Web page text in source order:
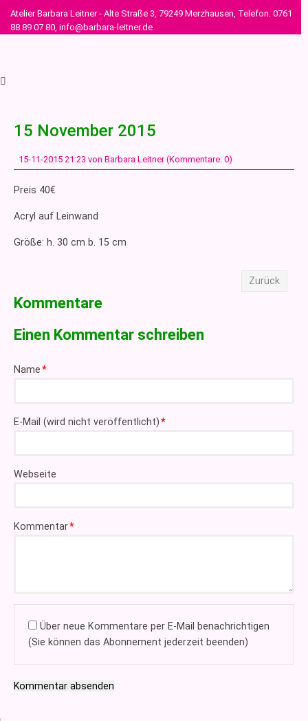
Atelier Barbara Leitner - Alte Straße 3, 79249 Merzhausen, Telefon: 0761
88 89 07 80, info@barbara-leitner.de
15 November 2015
15-11-2015 21:23 von Barbara Leitner (Kommentare: 0)
Preis 40€
Acryl auf Leinwand
Größe: h. 30 cm b. 15 cm
Zurück
Kommentare
Einen Kommentar schreiben
Pflichtfeld
Name*
Pflichtfeld
E-Mail (wird nicht veröffentlicht)*
Webseite
Pflichtfeld
Kommentar*
Über neue Kommentare per E-Mail benachrichtigen
(Sie können das Abonnement jederzeit beenden)
Kommentar absenden